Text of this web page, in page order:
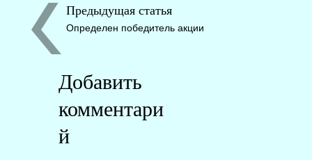
Предыдущая статья
Определен победитель акции
Добавить
комментари
й